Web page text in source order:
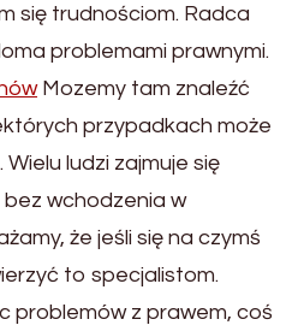
się trudnościom. Radca
problemami prawnymi.
Mozemy tam znaleźć
przypadkach może
ludzi zajmuje się
wchodzenia w
że jeśli się na czymś
to specjalistom.
problemów z prawem, coś